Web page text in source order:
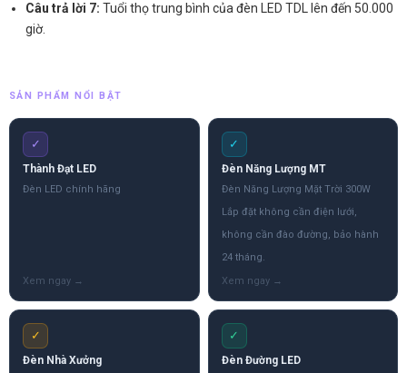
Câu trả lời 7: Tuổi thọ trung bình của đèn LED TDL lên đến 50.000
giờ.
SẢN PHẨM NỔI BẬT
✓
Thành Đạt LED
Đèn LED chính hãng
✓
Đèn Năng Lượng MT
Đèn Năng Lượng Mặt Trời 300W
Lắp đặt không cần điện lưới,
không cần đào đường, bảo hành
24 tháng.
✓
Đèn Nhà Xưởng
✓
Đèn Đường LED